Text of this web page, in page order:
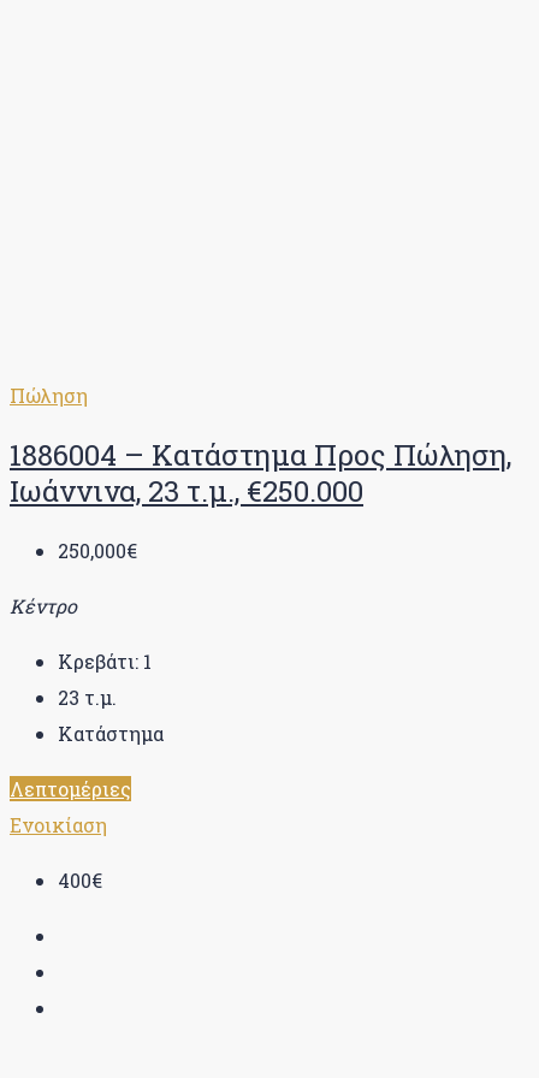
Πώληση
1886004 – Κατάστημα Προς Πώληση,
Ιωάννινα, 23 τ.μ., €250.000
250,000€
Κέντρο
Κρεβάτι: 1
23 τ.μ.
Κατάστημα
Λεπτομέριες
Ενοικίαση
400€